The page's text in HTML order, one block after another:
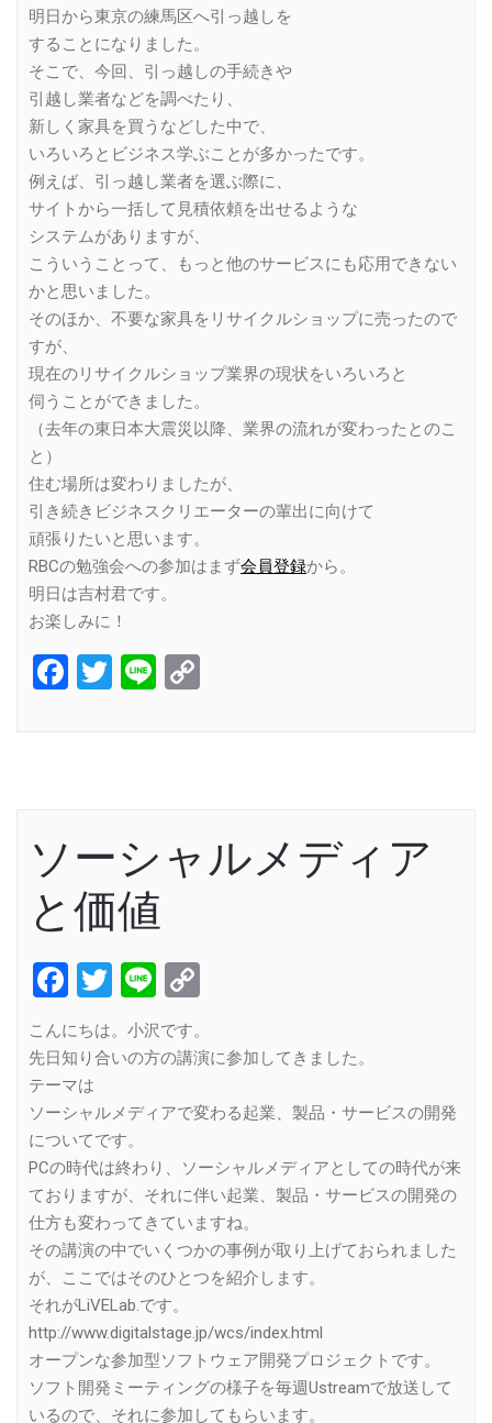
明日から東京の練馬区へ引っ越しを
することになりました。
そこで、今回、引っ越しの手続きや
引越し業者などを調べたり、
新しく家具を買うなどした中で、
いろいろとビジネス学ぶことが多かったです。
例えば、引っ越し業者を選ぶ際に、
サイトから一括して見積依頼を出せるような
システムがありますが、
こういうことって、もっと他のサービスにも応用できない
かと思いました。
そのほか、不要な家具をリサイクルショップに売ったので
すが、
現在のリサイクルショップ業界の現状をいろいろと
伺うことができました。
（去年の東日本大震災以降、業界の流れが変わったとのこ
と）
住む場所は変わりましたが、
引き続きビジネスクリエーターの輩出に向けて
頑張りたいと思います。
RBCの勉強会への参加はまず会員登録から。
明日は吉村君です。
お楽しみに！
Facebook
Twitter
Line
ソーシャルメディア
と価値
Facebook
Twitter
Line
こんにちは。小沢です。
先日知り合いの方の講演に参加してきました。
テーマは
ソーシャルメディアで変わる起業、製品・サービスの開発
についてです。
PCの時代は終わり、ソーシャルメディアとしての時代が来
ておりますが、それに伴い起業、製品・サービスの開発の
仕方も変わってきていますね。
その講演の中でいくつかの事例が取り上げておられました
が、ここではそのひとつを紹介します。
それがLiVELab.です。
http://www.digitalstage.jp/wcs/index.html
オープンな参加型ソフトウェア開発プロジェクトです。
ソフト開発ミーティングの様子を毎週Ustreamで放送して
いるので、それに参加してもらいます。